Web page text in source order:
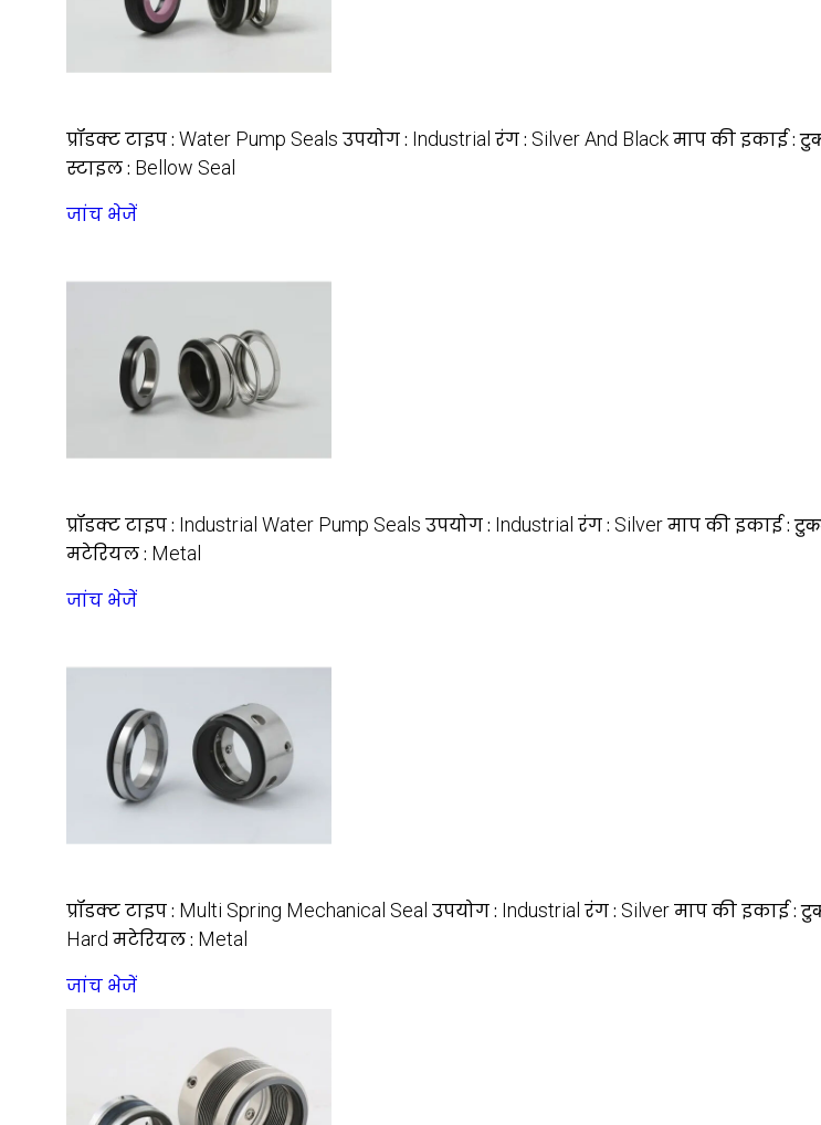
प्रॉडक्ट टाइप : Water Pump Seals उपयोग : Industrial रंग : Silver And Blackमाप की इकाई :
स्टाइल : Bellow Seal
जांच भेजें
प्रॉडक्ट टाइप : Industrial Water Pump Seals उपयोग : Industrial रंग : Silverमाप की इकाई :
मटेरियल : Metal
जांच भेजें
प्रॉडक्ट टाइप : Multi Spring Mechanical Seal उपयोग : Industrial रंग : Silverमाप की इकाई :
Hard मटेरियल : Metal
जांच भेजें